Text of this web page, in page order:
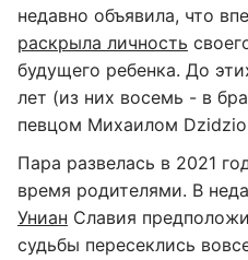
недавно объявила, что
раскрыла личность
будущего ребенка. До
лет (из них восемь - в
певцом Михаилом
Пара развелась в 2021
время родителями. В
Униан Славия
судьбы пересеклись